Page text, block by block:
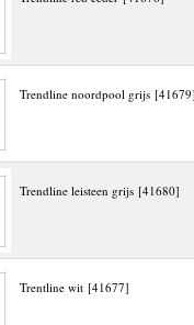
Trendline noordpool grijs
Trendline leisteen grijs [41680]
Trentline wit [41677]